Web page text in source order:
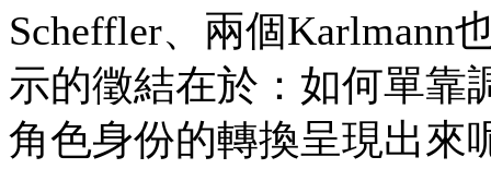
Scheffler、兩個Karlmann
示的徵結在於：如何單靠
角色身份的轉換呈現出來